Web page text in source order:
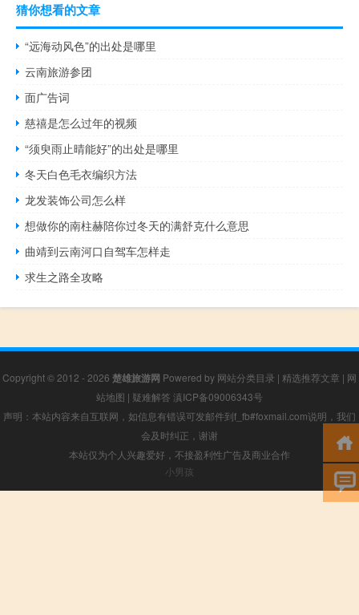
猜你想看的文章
“远海动风色”的出处是哪里
云南旅游参团
面广告词
慈禧是怎么过年的视频
“须臾雨止晴能好”的出处是哪里
冬天白色毛衣编织方法
龙发装饰公司怎么样
想做你的南柱赫陪你过冬天的满舒克什么意思
曲靖到云南河口自驾车怎样走
求生之路全攻略
Copyright © 2012 - 2026 楚雄旅游网 Powered by 网站分类目录 | 精选推荐文章 | 网
站地图 | 疑难解答 滇ICP备09006343号
声明：本站内容来自互联网，如信息有错误可发邮件到f_fb#foxmail.com说明，我们
会及时纠正，谢谢
本站仅为个人兴趣爱好，不接盈利性广告及商业合作
小男孩